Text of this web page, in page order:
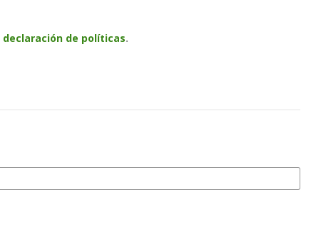
declaración de políticas.